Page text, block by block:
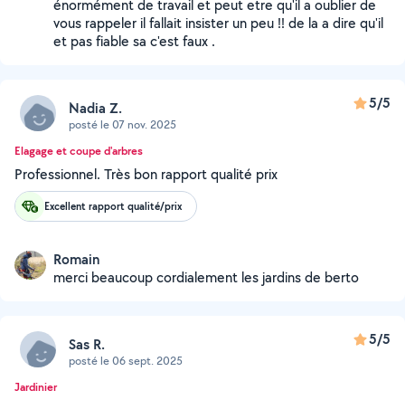
énormément de travail et peut etre qu'il a oublier de
vous rappeler il fallait insister un peu !! de la a dire qu'il
et pas fiable sa c'est faux .
Nadia Z.
posté le 07 nov. 2025
5/5
Elagage et coupe d'arbres
Professionnel. Très bon rapport qualité prix
Excellent rapport qualité/prix
Romain
merci beaucoup cordialement les jardins de berto
Sas R.
posté le 06 sept. 2025
5/5
Jardinier